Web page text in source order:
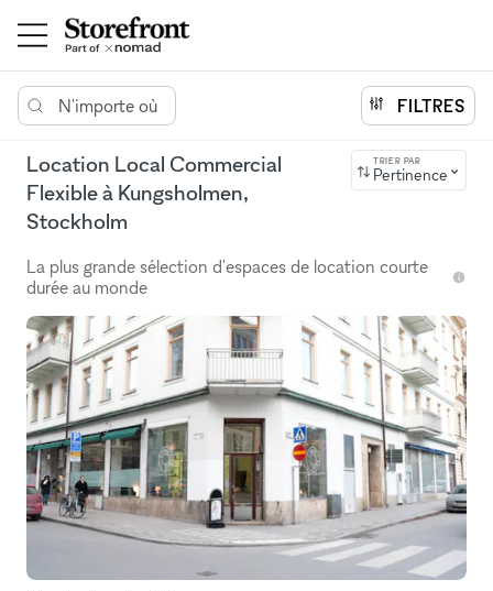
N'importe où FILTRES
Location Local Commercial
Flexible à Kungsholmen,
Stockholm
TRIER PAR
Pertinence
La plus grande sélection d'espaces de location courte
durée au monde